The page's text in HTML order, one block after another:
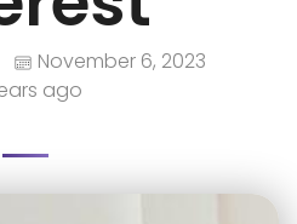
November 6, 2023
ago